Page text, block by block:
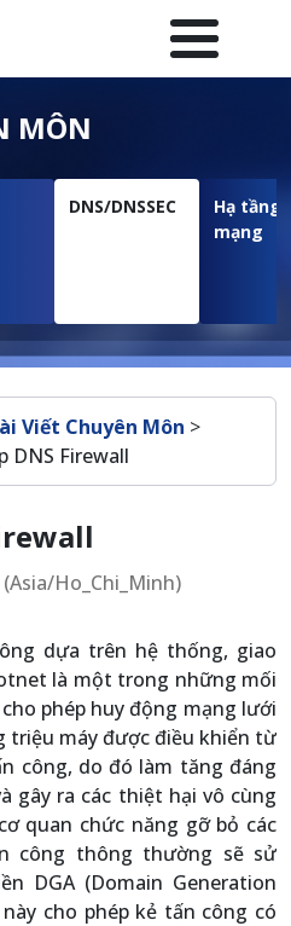
website
MÔN
DNS/DNSSEC
Hạ tầng
mạng
Viết Chuyên Môn >
DNS Firewall
Ho_Chi_Minh)
dựa trên hệ thống, giao
là một trong những mối
phép huy động mạng lưới
triệu máy được điều khiển từ
công, do đó làm tăng đáng
gây ra các thiệt hại vô cùng
quan chức năng gỡ bỏ các
công thông thường sẽ sử
DGA (Domain Generation
cho phép kẻ tấn công có